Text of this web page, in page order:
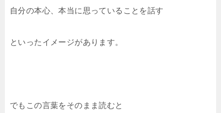
自分の本心、本当に思っていることを話す
といったイメージがあります。
でもこの言葉をそのまま読むと